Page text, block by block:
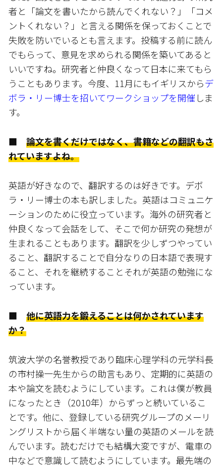
者と「論文を書いたから読んでくれない？」「コメ
ントくれない？」と言える関係を保っておくことで
失敗を防いでいるとも言えます。投稿する前に読ん
でもらって、意見を求められる関係を築いてあると
いいですね。研究者と仲良くなって日本に来てもら
うこともあります。今度、11月にもイギリスからデ
ボラ・リー博士を招いてワークショップを開催 しま
す。
■ 論文を書くだけではなく、書籍などの翻訳もさ
れていますよね。
英語が好きなので、翻訳するのは好きです。デボ
ラ・リー博士の本も訳しました。英語はコミュニケ
ーションのために役立っています。海外の研究者と
仲良くなって会話をして、そこで何か研究の発想が
生まれることもあります。翻訳を少しずつやってい
ること、翻訳することで自分なりの日本語で表現す
ること、それを継続すること――それが英語の勉強にな
っています。
■ 他に英語力を鍛えることは何かされています
か？
筑波大学の名誉教授であり臨床心理学科の元学科長
の市村操一先生からの助言もあり、定期的に英語の
本や論文を読むようにしています。これは僕が教員
になったとき（2010年）からずっと続いているこ
とです。他に、登録している研究グループのメーリ
ングリストから届く半端ない量の英語のメールを読
んでいます。読むだけでも結構大変ですが、電車の
中などで意識して読むようにしています。最先端の